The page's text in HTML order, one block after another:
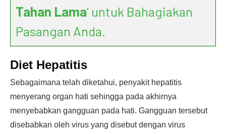
Tahan Lama’ untuk Bahagiakan
Pasangan Anda.
Diet Hepatitis
Sebagaimana telah diketahui, penyakit hepatitis
menyerang organ hati sehingga pada akhirnya
menyebabkan gangguan pada hati. Gangguan tersebut
disebabkan oleh virus yang disebut dengan virus